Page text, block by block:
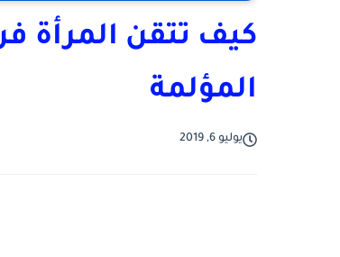
كيف تتقن المرأة
المؤلمة
يوليو 6, 2019